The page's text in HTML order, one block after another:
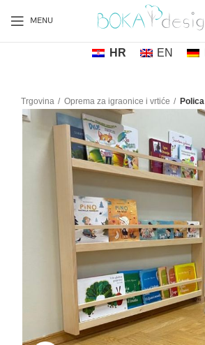
MENU
HR EN
Trgovina Oprema za igraonice i vrtiće Polica